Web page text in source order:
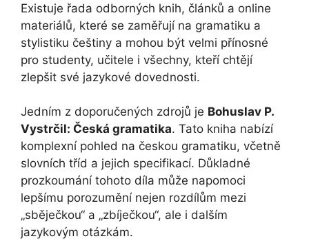
Existuje řada odborných knih, článků a online
materiálů, které se zaměřují na gramatiku a
stylistiku češtiny a mohou být velmi přínosné
pro studenty, učitele i všechny, kteří chtějí
zlepšit své jazykové dovednosti.
Jedním z doporučených zdrojů je Bohuslav P.
Vystrčil: Česká gramatika. Tato kniha nabízí
komplexní pohled na českou gramatiku, včetně
slovních tříd a jejich specifikací. Důkladné
prozkoumání tohoto díla může napomoci
lepšímu porozumění nejen rozdílům mezi
„sběječkou“ a „zbíječkou“, ale i dalším
jazykovým otázkám.